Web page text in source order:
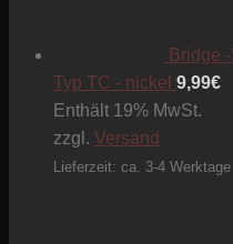
Bridge
Typ TC - nickel 9,99€
Enthält 19% MwSt.
zzgl. Versand
Lieferzeit: ca. 3-4 Werktage